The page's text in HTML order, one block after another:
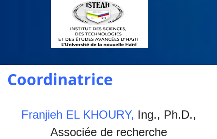
Coordinatrice
Franjieh EL KHOURY, Ing., Ph.D.,
Associée de recherche